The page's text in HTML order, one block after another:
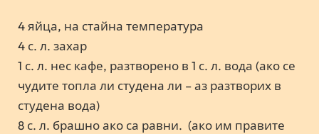
4 яйца, на стайна температура
4 с. л. захар
1 с. л. нес кафе, разтворено в 1 с. л. вода (ако се
чудите топла ли студена ли – аз разтворих в
студена вода)
8 с. л. брашно ако са равни. (ако им правите